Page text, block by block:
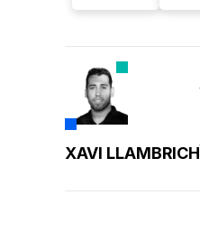
XAVI LLAMBRICH